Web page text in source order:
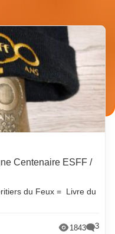
Centenaire ESFF /
du Feux = Livre du
1843 3